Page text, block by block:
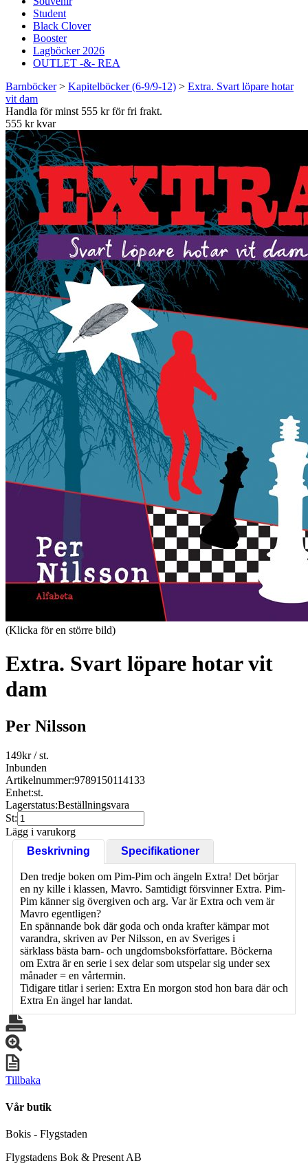
Student
Black Clover
Booster
Lagböcker 2026
OUTLET -&- REA
Barnböcker> Kapitelböcker (6-9/9-12) > Extra. Svart löpare hotar
vit dam
Handla för minst 555 kr för fri frakt.
555 kr kvar
(Klicka för en större bild)
Extra. Svart löpare hotar vit
dam
Per Nilsson
149kr/ st.
Inbunden
Artikelnummer:9789150114133
Enhet:st.
Lagerstatus:Beställningsvara
St:
Lägg i varukorg
Beskrivning
Specifikationer
Den tredje boken om Pim-Pim och ängeln Extra! Det börjar
en ny kille i klassen, Mavro. Samtidigt försvinner Extra. Pim-
Pim känner sig övergiven och arg. Var är Extra och vem är
Mavro egentligen?
En spännande bok där goda och onda krafter kämpar mot
varandra, skriven av Per Nilsson, en av Sveriges i
särklass bästa barn- och ungdomsboksförfattare. Böckerna
om Extra är en serie i sex delar som utspelar sig under sex
månader = en vårtermin.
Tidigare titlar i serien: Extra En morgon stod hon bara där och
Extra En ängel har landat.
Tillbaka
Vår butik
Bokis - Flygstaden
Flygstadens Bok & Present AB